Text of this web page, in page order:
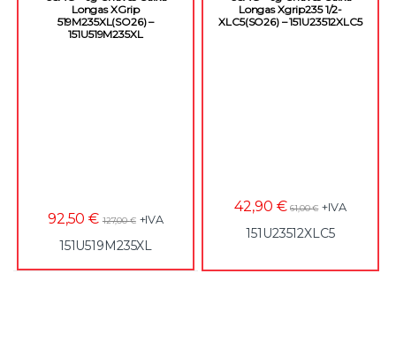
Longas XGrip
519M235XL(SO26) –
151U519M235XL
92,50€ 127,00€ +IVA
151U519M235XL
Longas Xgrip235 1/2-
XLC5(SO26) – 151U23512XLC5
42,90 € 61,00€ +IVA
151U23512XLC5